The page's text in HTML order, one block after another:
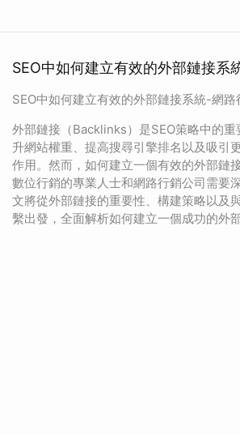
SEO中如何建立有效的外部鏈接系
SEO中如何建立有效的外部鏈接系統-網路
外部鏈接（Backlinks）是SEO策略中的重
升網站權重、提高搜尋引擎排名以及吸引
作用。然而，如何建立一個有效的外部鏈
數位行銷的專業人士和網路行銷公司需要
文將從外部鏈接的重要性、構建策略以及
繫出發，全面解析如何建立一個成功的外